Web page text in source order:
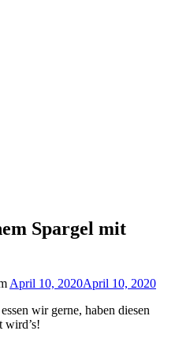
Spargel mit
April 10, 2020April 10, 2020
wir gerne, haben diesen
wird’s!